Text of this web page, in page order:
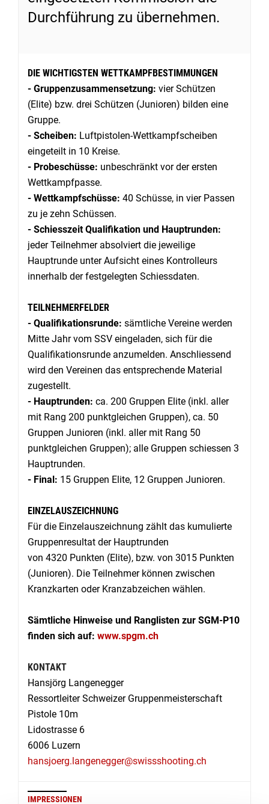
Durchführung zu übernehmen.
DIE WICHTIGSTEN WETTKAMPFBESTIMMUNGEN
- Gruppenzusammensetzung: vier Schützen
(Elite) bzw. drei Schützen (Junioren) bilden eine
Gruppe.
- Scheiben: Luftpistolen-Wettkampfscheiben
eingeteilt in 10 Kreise.
- Probeschüsse: unbeschränkt vor der ersten
Wettkampfpasse.
- Wettkampfschüsse: 40 Schüsse, in vier Passen
zu je zehn Schüssen.
- Schiesszeit Qualifikation und Hauptrunden:
jeder Teilnehmer absolviert die jeweilige
Hauptrunde unter Aufsicht eines Kontrolleurs
innerhalb der festgelegten Schiessdaten.
TEILNEHMERFELDER
- Qualifikationsrunde: sämtliche Vereine werden
Mitte Jahr vom SSV eingeladen, sich für die
Qualifikationsrunde anzumelden. Anschliessend
wird den Vereinen das entsprechende Material
zugestellt.
- Hauptrunden: ca. 200 Gruppen Elite (inkl. aller
mit Rang 200 punktgleichen Gruppen), ca. 50
Gruppen Junioren (inkl. aller mit Rang 50
punktgleichen Gruppen); alle Gruppen schiessen 3
Hauptrunden.
- Final: 15 Gruppen Elite, 12 Gruppen Junioren.
EINZELAUSZEICHNUNG
Für die Einzelauszeichnung zählt das kumulierte
Gruppenresultat der Hauptrunden
von 4320 Punkten (Elite), bzw. von 3015 Punkten
(Junioren). Die Teilnehmer können zwischen
Kranzkarten oder Kranzabzeichen wählen.
Sämtliche Hinweise und Ranglisten zur SGM-P10
finden sich auf: www.spgm.ch
KONTAKT
Hansjörg Langenegger
Ressortleiter Schweizer Gruppenmeisterschaft
Pistole 10m
Lidostrasse 6
6006 Luzern
hansjoerg.langenegger@swissshooting.ch
IMPRESSIONEN